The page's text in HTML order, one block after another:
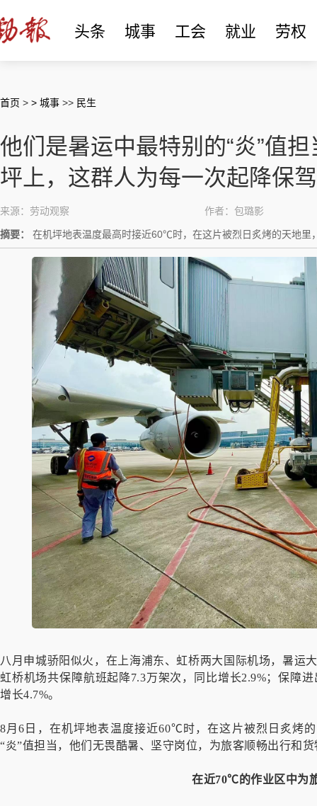
头条 城事 工会 就业 劳权
首页 > > 城事 >> 民生
他们是暑运中最特别的“炎”值
坪上，这群人为每一次起降保
来源：劳动观察 作者：包璐影
摘要： 在机坪地表温度最高时接近60℃时，在这片被烈日炙烤的天地里
八月申城骄阳似火，在上海浦东、虹桥两大国际机场，暑运
虹桥机场共保障航班起降7.3万架次，同比增长2.9%；保障
增长4.7%。
8月6日，在机坪地表温度接近60℃时，在这片被烈日炙烤
“炎”值担当，他们无畏酷暑、坚守岗位，为旅客顺畅出行和
在近70℃的作业区中为